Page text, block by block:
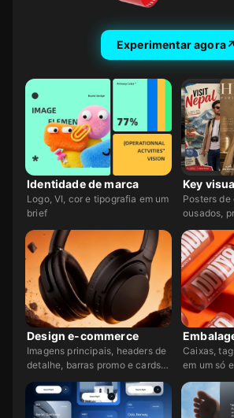
Experimentar agora↗
Identidade de marca
Logo, VI, cor e tipografia em um
brief
Key
Posters de
ousados,
Design e-commerce
Imagens principais, headers de
detalhe, barras promo e cards
Caixas,
em um só